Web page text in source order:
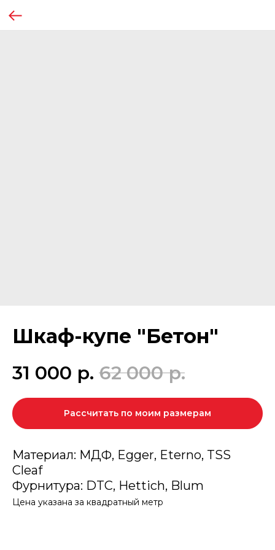
Шкаф-купе "Бетон"
31 000 р. 62 000 р.
Рассчитать по моим размерам
Материал: МДФ, Egger, Eterno, TSS
Cleaf
Фурнитура: DTC, Hettich, Blum
Цена указана за квадратный метр